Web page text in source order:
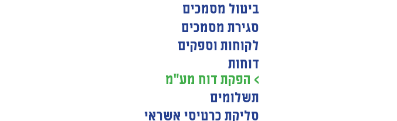
ביטול מסמכים
סגירת מסמכים
לקוחות וספקים
דוחות
> הפקת דוח מע"מ
תשלומים
סליקת כרטיסי אשראי